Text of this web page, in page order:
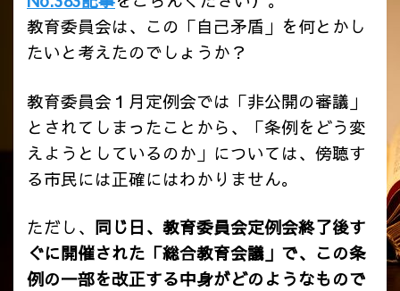
教育委員会は、この「自己矛盾」を何とかし
たいと考えたのでしょうか？
教育委員会１月定例会では「非公開の審議」
とされてしまったことから、「条例をどう変
えようとしているのか」については、傍聴す
る市民には正確にはわかりません。
ただし、 同じ日、教育委員会定例会終了後す
ぐに開催された「総合教育会議」で、この条
例の一部を改正する中身がどのようなもので